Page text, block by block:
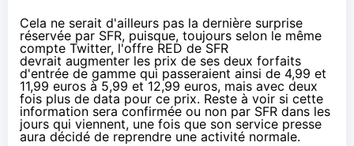
Cela ne serait d'ailleurs pas la dernière surprise
réservée par SFR, puisque, toujours selon le même
compte Twitter, l'offre RED de SFR
devrait augmenter les prix de ses deux forfaits
d'entrée de gamme qui passeraient ainsi de 4,99 et
11,99 euros à 5,99 et 12,99 euros, mais avec deux
fois plus de data pour ce prix. Reste à voir si cette
information sera confirmée ou non par SFR dans les
jours qui viennent, une fois que son service presse
aura décidé de reprendre une activité normale.